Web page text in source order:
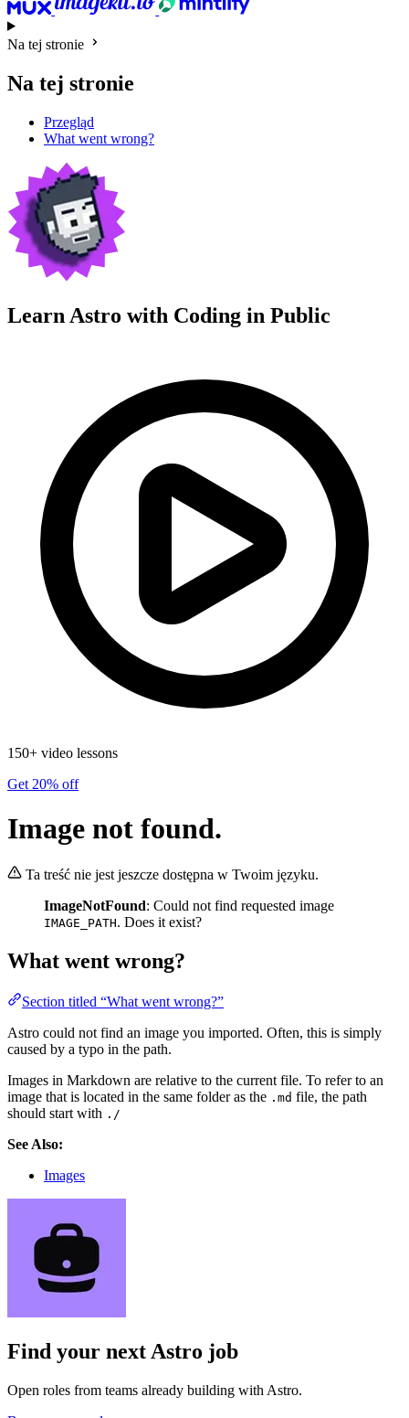
Na tej stronie
Na tej stronie
Przegląd
What went wrong?
Learn Astro with Coding in Public
150+ video lessons
Get 20% off
Image not found.
Ta treść nie jest jeszcze dostępna w Twoim języku.
ImageNotFound: Could not find requested image
IMAGE_PATH. Does it exist?
What went wrong?
Section titled “What went wrong?”
Astro could not find an image you imported. Often, this is simply
caused by a typo in the path.
Images in Markdown are relative to the current file. To refer to an
image that is located in the same folder as the .md file, the path
should start with ./
See Also:
Images
Find your next Astro job
Open roles from teams already building with Astro.